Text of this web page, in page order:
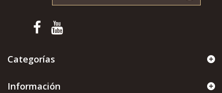
Categorías
Información